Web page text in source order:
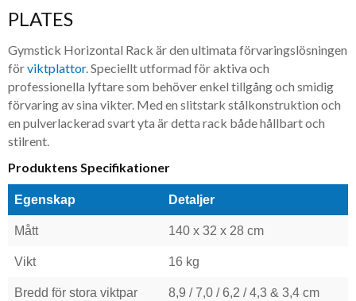
PLATES
Gymstick Horizontal Rack är den ultimata förvaringslösningen
förviktplattor. Speciellt utformad för aktiva och
professionella lyftare som behöver enkel tillgång och smidig
förvaring av sina vikter. Med en slitstark stålkonstruktion och
en pulverlackerad svart yta är detta rack både hållbart och
stilrent.
Produktens Specifikationer
Egenskap Detaljer
Mått 140 x 32 x 28 cm
Vikt 16 kg
Bredd för stora viktpar 8,9 / 7,0 / 6,2 / 4,3 & 3,4 cm